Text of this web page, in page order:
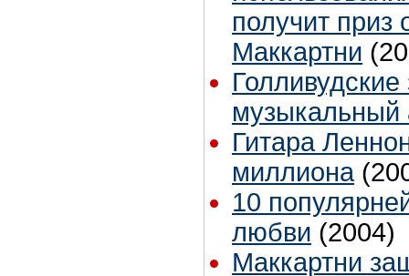
получит приз
Маккартни
музыкальный
Гитара
миллиона
10
любви (2004)
Маккартни